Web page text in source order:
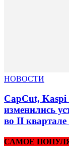
НОВОСТИ
CapCut, Kaspi
изменились
во II квартале
САМОЕ